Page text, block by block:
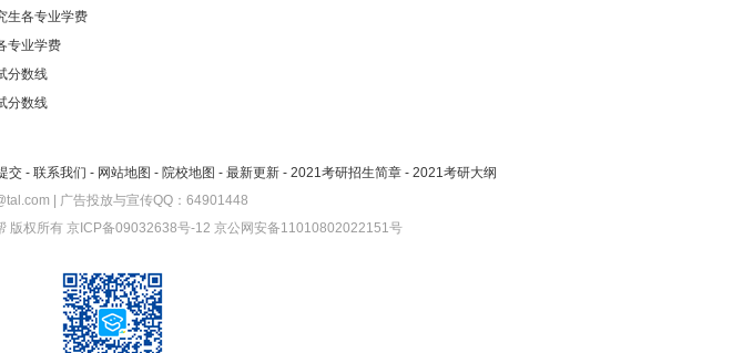
生各专业学费
专业学费
分数线
分数线
交 - 联系我们 - 网站地图 - 院校地图 - 最新更新 - 2021考研招生简章 - 2021考研大纲
| 广告投放与宣传QQ：64901448
版权所有 京ICP备09032638号-12 京公网安备11010802022151号